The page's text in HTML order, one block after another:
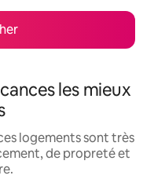
les mieux
logements sont très
de propreté et